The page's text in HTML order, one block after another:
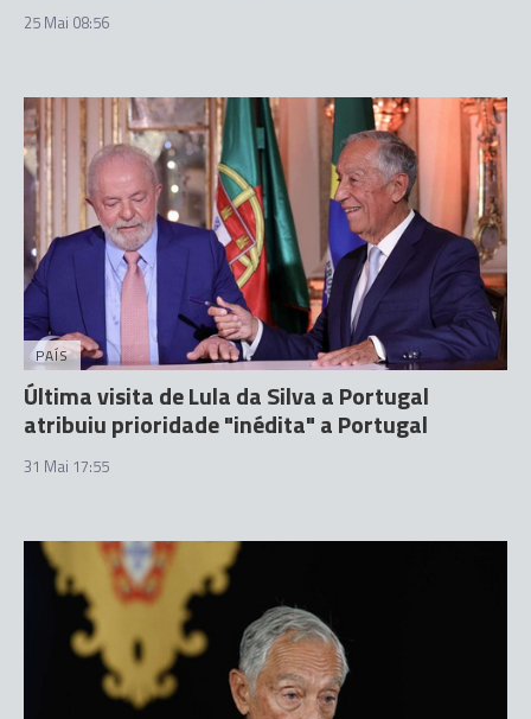
25 Mai 08:56
PAÍS
Última visita de Lula da Silva a Portugal
atribuiu prioridade "inédita" a Portugal
31 Mai 17:55